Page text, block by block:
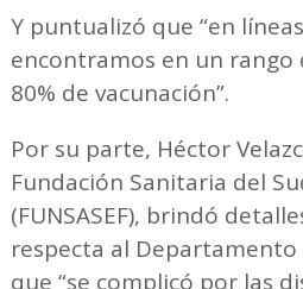
Y puntualizó que “en
encontramos en un rango
80% de vacunación”.
Por su parte, Héctor
Fundación Sanitaria del
(FUNSASEF), brindó
respecta al
que “se complicó por las